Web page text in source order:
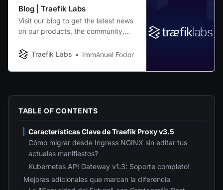
Blog | Traefik Labs
Visit our blog to get the latest news
on our products, the community,
related to containers, microservices,
Traefik Labs Immánuel Fodor
TABLE OF CONTENTS
Características Clave de Traefik Proxy v3.5
Cómo migrar desde Ingress NGINX sin editar tus
actuales manifiestos?
Kubernetes API Gateway v1.3: Soporte completo!
Mejoras adicionales que marcan la diferencia